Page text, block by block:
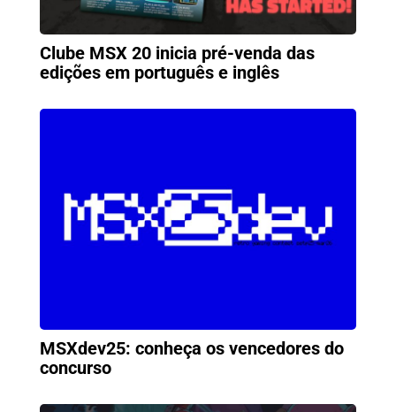
Clube MSX 20 inicia pré-venda das
edições em português e inglês
MSXdev25: conheça os vencedores do
concurso